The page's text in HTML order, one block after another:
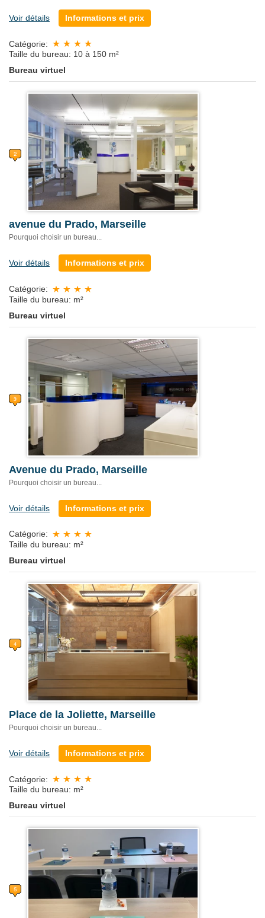
Voir détails Informations et prix
Catégorie:
Taille du bureau: 10 à 150 m²
Bureau virtuel
avenue du Prado, Marseille
Pourquoi choisir un bureau...
Voir détails Informations et prix
Catégorie:
Taille du bureau: m²
Bureau virtuel
Avenue du Prado, Marseille
Pourquoi choisir un bureau...
Voir détails Informations et prix
Catégorie:
Taille du bureau: m²
Bureau virtuel
Place de la Joliette, Marseille
Pourquoi choisir un bureau...
Voir détails Informations et prix
Catégorie:
Taille du bureau: m²
Bureau virtuel